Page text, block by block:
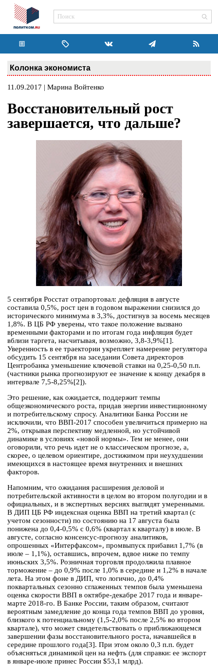
Колонка экономиста
11.09.2017 | Марина Войтенко
Восстановительный рост
завершается, что дальше?
5 сентября Росстат отрапортовал: дефляция в августе
составила 0,5%, рост цен в годовом выражении снизился до
исторического минимума в 3,3%, достигнув за восемь месяцев
1,8%. В ЦБ РФ уверены, что такое положение вызвано
временными факторами и по итогам года инфляция будет
вблизи таргета, насчитывая, возможно, 3,8-3,9%[1].
Уверенность в ее траектории укрепляет намерение регулятора
обсудить 15 сентября на заседании Совета директоров
Центробанка уменьшение ключевой ставки на 0,25-0,50 п.п.
(частники рынка прогнозируют ее значение к концу декабря в
интервале 7,5-8,25%[2]).
Это решение, как ожидается, поддержит темпы
общеэкономического роста, придав энергии инвестиционному
и потребительскому спросу. Аналитики Банка России не
исключили, что ВВП-2017 способен увеличиться примерно на
2%, открывая перспективу медленной, но устойчивой
динамике в условиях «новой нормы». Тем не менее, они
оговорили, что речь идет не о классическом прогнозе, а,
скорее, о целевом ориентире, достижимом при неухудшении
имеющихся в настоящее время внутренних и внешних
факторов.
Напомним, что ожидания расширения деловой и
потребительской активности в целом во втором полугодии и в
официальных, и в экспертных версиях выглядят умеренными.
В ДИП ЦБ РФ индексная оценка ВВП на третий квартал (с
учетом сезонности) по состоянию на 17 августа была
понижена до 0,4-0,5% с 0,6% (квартал к кварталу) в июле. В
августе, согласно консенсус-прогнозу аналитиков,
опрошенных «Интерфаксом», промвыпуск прибавил 1,7% (в
июле – 1,1%), оставшись, впрочем, вдвое ниже по темпу
июньских 3,5%. Розничная торговля продолжила плавное
торможение – до 0,9% после 1,0% в середине и 1,2% в начале
лета. На этом фоне в ДИП, что логично, до 0,4%
поквартальных сезонно сглаженных темпов была уменьшена
оценка скорости ВВП в октябре-декабре 2017 года и январе-
марте 2018-го. В Банке России, таким образом, считают
вероятным замедление до конца года темпов ВВП до уровня,
близкого к потенциальному (1,5-2,0% после 2,5% во втором
квартале), что может свидетельствовать о приближающемся
завершении фазы восстановительного роста, начавшейся в
середине прошлого года[3]. При этом около 0,3 п.п. будет
объясняться динамикой цен на нефть (для справки: ее экспорт
в январе-июле принес России $53,1 млрд).